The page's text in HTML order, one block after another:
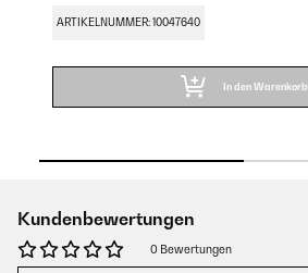
ARTIKELNUMMER: 10047640
In den Warenkorb
Kundenbewertungen
0 Bewertungen